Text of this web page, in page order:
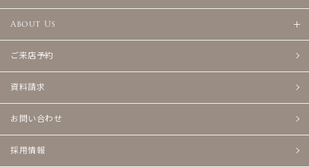
About Us
ご来店予約
資料請求
お問い合わせ
採用情報